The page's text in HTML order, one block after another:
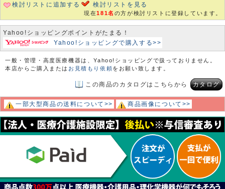
検討リストに追加する 検討リストを見る
現在181名 の方が検討リストに登録しています。
Yahoo!ショッピングポイントがたまる！
Yahoo!ショッピングで購入する>>
一般・管理・高度医療機器は、Yahoo!ショッピングで扱っておりません。
本店からご購入または お見積もり依頼をお願い致します。
この商品のカタログはこちらから カタログ
一部大型商品の送料について>> 商品画像について>>